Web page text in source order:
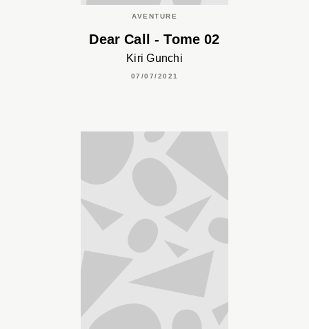
AVENTURE
Dear Call - Tome 02
Kiri Gunchi
07/07/2021